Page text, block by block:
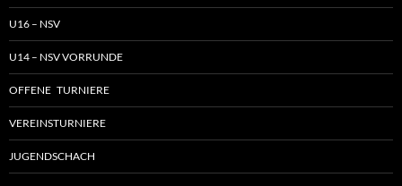
U16 – NSV
U14 – NSV VORRUNDE
OFFENE TURNIERE
VEREINSTURNIERE
JUGENDSCHACH